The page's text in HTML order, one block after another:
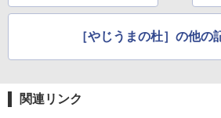
成ツールが「X」（Twi
t
［やじうまの杜］の他の
関連リンク